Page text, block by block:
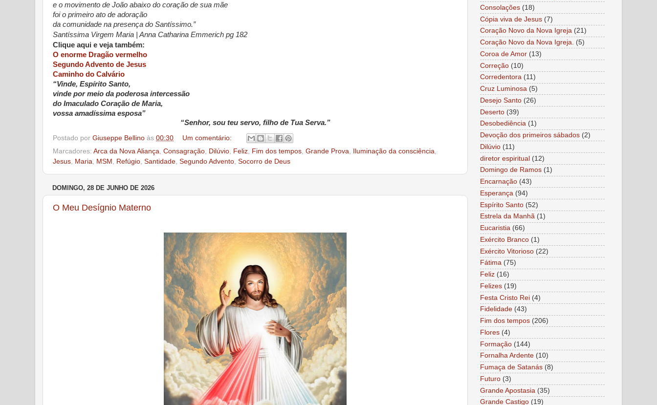
e o movimento de João abaixo do coração de sua mãe
foi o primeiro ato de adoração
da comunidade na presença do Santíssimo.”
Santíssima Virgem Maria | Anna Catharina Emmerich pg 182
Clique aqui e veja também:
O enorme Dragão vermelho
Segundo Advento de Jesus
Caminho do Calvário
“Vinde, Espírito Santo,
vinde por meio da poderosa intercessão
do Imaculado Coração de Maria,
vossa amadíssima esposa”
“Senhor, sou teu servo, filho de Tua Serva.”
Postado por Giuseppe Bellino às 00:30
Um comentário:
Marcadores: Arca da Nova Aliança, Consagração, Dilúvio, Feliz, Fim dos tempos, Grande Prova, Iluminação da consciência,
Jesus, Maria, MSM , Refúgio, Santidade, Segundo Advento, Socorro de Deus
DOMINGO, 28 DE JUNHO DE 2026
O Meu Desígnio Materno
Consolações (18)
Cópia viva de Jesus (7)
Coração Novo da Nova Igreja (21)
Coração Novo da Nova Igreja. (5)
Coroa de Amor (13)
Correção (10)
Corredentora (11)
Cruz Luminosa (5)
Desejo Santo (26)
Deserto (39)
Desobediência (1)
Devoção dos primeiros sábados (2)
Dilúvio (11)
diretor espiritual (12)
Domingo de Ramos (1)
Encarnação (43)
Esperança (94)
Espírito Santo (52)
Estrela da Manhã (1)
Eucaristia (66)
Exército Branco (1)
Exército Vitorioso (22)
Fátima (75)
Feliz (16)
Felizes (19)
Festa Cristo Rei (4)
Fidelidade (43)
Fim dos tempos (206)
Flores (4)
Formação (144)
Fornalha Ardente (10)
Fumaça de Satanás (8)
Futuro (3)
Grande Apostasia (35)
Grande Castigo (19)